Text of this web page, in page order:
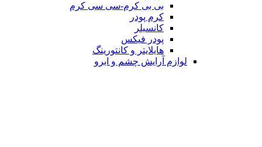
بی بی کرم-سی سی کرم
کرم پودر
کانسیلر
پودر فیکس
هایلایتر و کانتورینگ
لوازم آرایش چشم و ابرو